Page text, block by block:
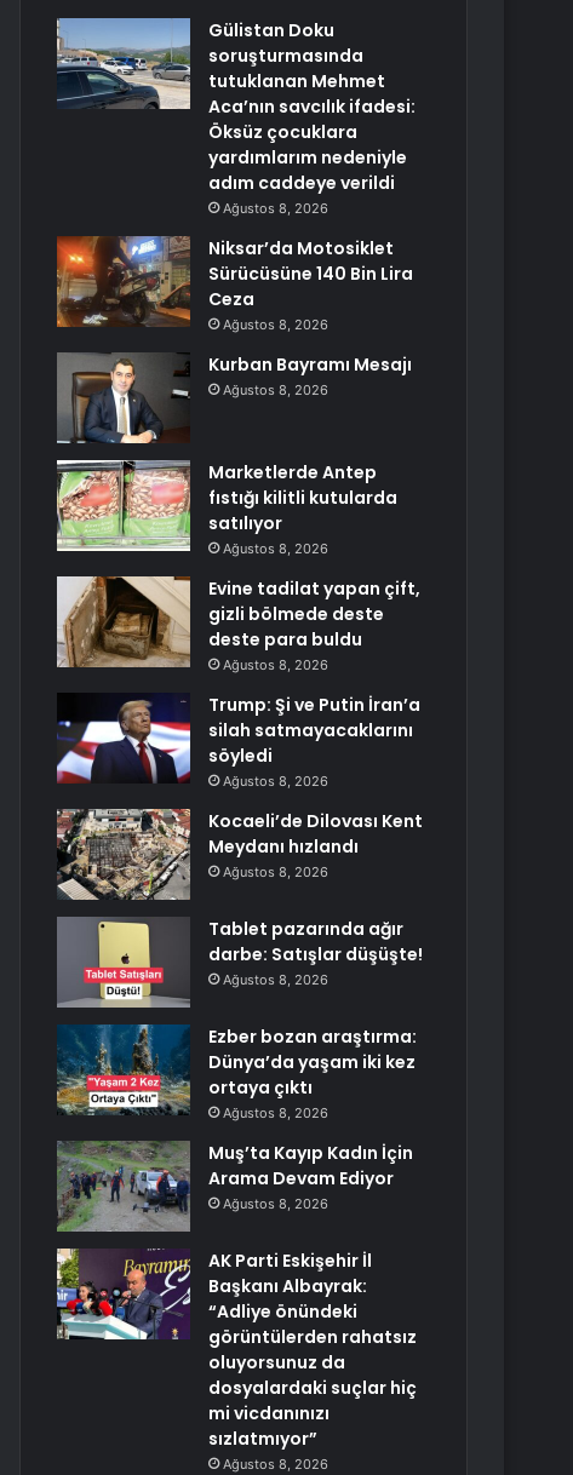
Gülistan Doku
soruşturmasında
tutuklanan Mehmet
Aca’nın savcılık ifadesi:
Öksüz çocuklara
yardımlarım nedeniyle
adım caddeye verildi
Ağustos 8, 2026
Niksar’da Motosiklet
Sürücüsüne 140 Bin Lira
Ceza
Ağustos 8, 2026
Kurban Bayramı Mesajı
Ağustos 8, 2026
Marketlerde Antep
fıstığı kilitli kutularda
satılıyor
Ağustos 8, 2026
Evine tadilat yapan çift,
gizli bölmede deste
deste para buldu
Ağustos 8, 2026
Trump: Şi ve Putin İran’a
silah satmayacaklarını
söyledi
Ağustos 8, 2026
Kocaeli’de Dilovası Kent
Meydanı hızlandı
Ağustos 8, 2026
Tablet pazarında ağır
darbe: Satışlar düşüşte!
Ağustos 8, 2026
Ezber bozan araştırma:
Dünya’da yaşam iki kez
ortaya çıktı
Ağustos 8, 2026
Muş’ta Kayıp Kadın İçin
Arama Devam Ediyor
Ağustos 8, 2026
AK Parti Eskişehir İl
Başkanı Albayrak:
“Adliye önündeki
görüntülerden rahatsız
oluyorsunuz da
dosyalardaki suçlar hiç
mi vicdanınızı
sızlatmıyor”
Ağustos 8, 2026